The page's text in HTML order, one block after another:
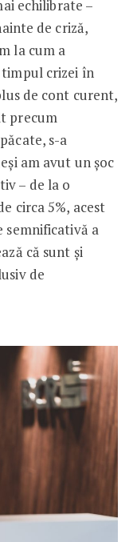
echilibrate –
de criză,
la cum a
crizei în
de cont curent,
precum
s-a
am avut un șoc
– de la o
circa 5%, acest
semnificativă a
că sunt și
de